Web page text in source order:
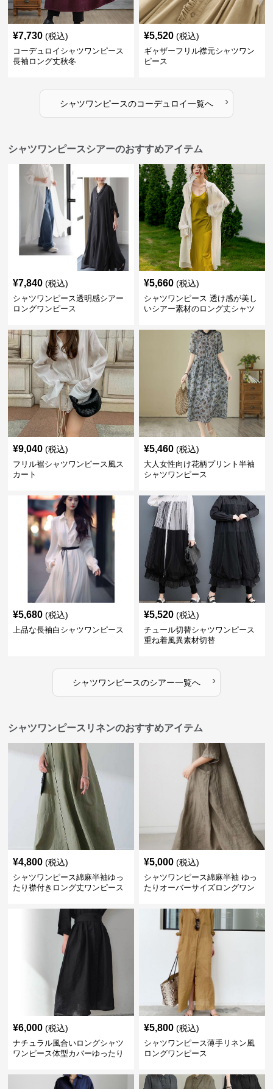
¥7,730 (税込)
コーデュロイシャツワンピース
長袖ロング丈秋冬
¥5,520 (税込)
ギャザーフリル襟元シャツワン
ピース
シャツワンピースのコーデュロイ一覧へ ›
シャツワンピースシアーのおすすめアイテム
¥7,840 (税込)
シャツワンピース透明感シアー
ロングワンピース
¥5,660 (税込)
シャツワンピース 透け感が美し
いシアー素材のロング丈シャツ
¥9,040 (税込)
フリル裾シャツワンピース風ス
カート
¥5,460 (税込)
大人女性向け花柄プリント半袖
シャツワンピース
¥5,680 (税込)
上品な長袖白シャツワンピース
¥5,520 (税込)
チュール切替シャツワンピース
重ね着風異素材切替
シャツワンピースのシアー一覧へ ›
シャツワンピースリネンのおすすめアイテム
¥4,800 (税込)
シャツワンピース綿麻半袖ゆっ
たり襟付きロング丈ワンピース
¥5,000 (税込)
シャツワンピース綿麻半袖 ゆっ
たりオーバーサイズロングワン
¥6,000 (税込)
ナチュラル風合いロングシャツ
ワンピース体型カバーゆったり
¥5,800 (税込)
シャツワンピース薄手リネン風
ロングワンピース